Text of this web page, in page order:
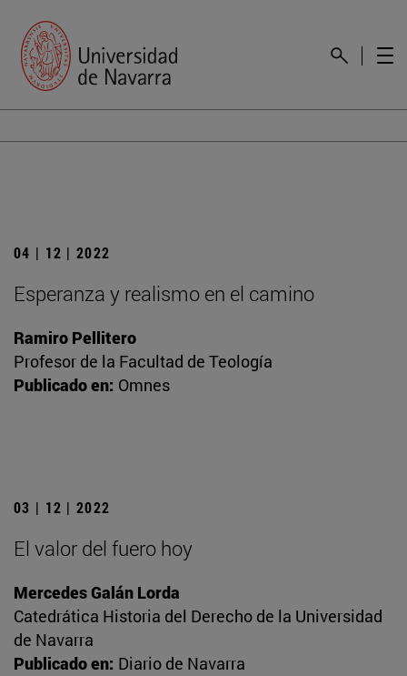
04 | 12 | 2022
Esperanza y realismo en el camino
Ramiro Pellitero
Profesor de la Facultad de Teología
Publicado en: Omnes
03 | 12 | 2022
El valor del fuero hoy
Mercedes Galán Lorda
Catedrática Historia del Derecho de la Universidad
de Navarra
Publicado en: Diario de Navarra